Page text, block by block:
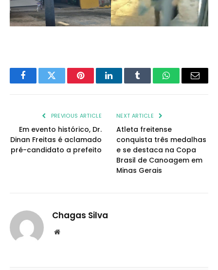
FacebookTwitter PinterestLinkedInTumblr WhatsAppEmail
PREVIOUS ARTICLE
Em evento histórico, Dr.
Dinan Freitas é aclamado
pré-candidato a prefeito
NEXT ARTICLE
Atleta freitense
conquista três medalhas
e se destaca na Copa
Brasil de Canoagem em
Minas Gerais
Chagas Silva
Website